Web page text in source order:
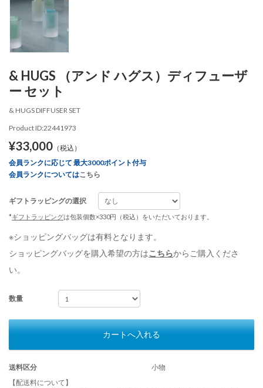
& HUGS （アンド ハグス）ディフューザ
ー セット
& HUGS DIFFUSER SET
Product ID:22441973
¥33,000 （税込）
会員ランクに応じて 最大3000ポイント付与
会員ランクについてはこちら
ギフトラッピングの選択
*ギフトラッピングは包装個数×330円（税込）をいただいております。
※ショッピングバッグは有料となります。
ショッピングバッグを購入希望の方はこちらからご購入くださ
い。
数量
カートへ入れる
送料区分
小物
【配送料について】